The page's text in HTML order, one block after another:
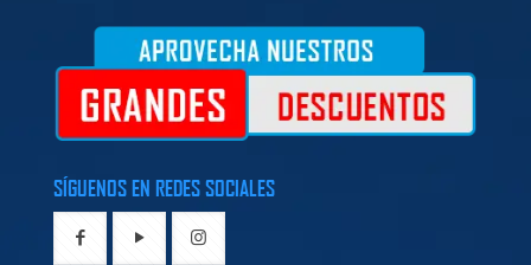
SÍGUENOS EN REDES SOCIALES